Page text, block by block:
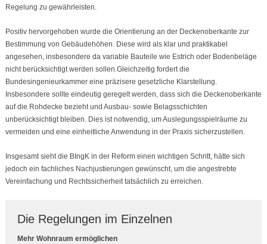
Regelung zu gewährleisten.
Positiv hervorgehoben wurde die Orientierung an der Deckenoberkante zur
Bestimmung von Gebäudehöhen. Diese wird als klar und praktikabel
angesehen, insbesondere da variable Bauteile wie Estrich oder Bodenbeläge
nicht berücksichtigt werden sollen.Gleichzeitig fordert die
Bundesingenieurkammer eine präzisere gesetzliche Klarstellung.
Insbesondere sollte eindeutig geregelt werden, dass sich die Deckenoberkante
auf die Rohdecke bezieht und Ausbau- sowie Belagsschichten
unberücksichtigt bleiben. Dies ist notwendig, um Auslegungsspielräume zu
vermeiden und eine einheitliche Anwendung in der Praxis sicherzustellen.
Insgesamt sieht die BIngK in der Reform einen wichtigen Schritt, hätte sich
jedoch ein fachliches Nachjustierungen gewünscht, um die angestrebte
Vereinfachung und Rechtssicherheit tatsächlich zu erreichen.
Die Regelungen im Einzelnen
Mehr Wohnraum ermöglichen